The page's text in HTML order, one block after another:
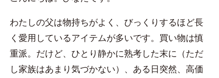
わたしの父は物持ちがよく、びっくりするほど長
く愛用しているアイテムが多いです。買い物は慎
重派。だけど、ひとり静かに熟考した末に（ただ
し家族はあまり気づかない）、ある日突然、高価